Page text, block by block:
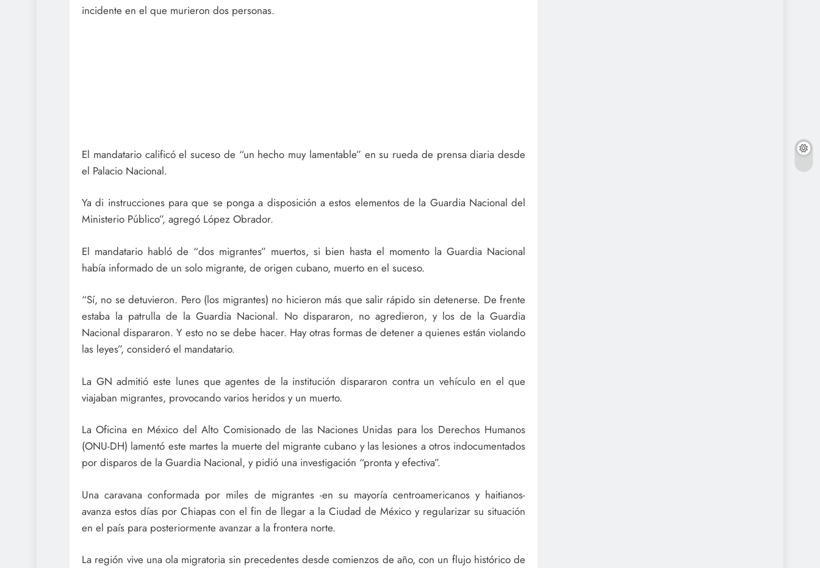
incidente en el que murieron dos personas.
El mandatario calificó el suceso de “un hecho muy lamentable” en su rueda de prensa diaria desde
el Palacio Nacional.
Ya di instrucciones para que se ponga a disposición a estos elementos de la Guardia Nacional del
Ministerio Público”, agregó López Obrador.
El mandatario habló de “dos migrantes” muertos, si bien hasta el momento la Guardia Nacional
había informado de un solo migrante, de origen cubano, muerto en el suceso.
“Sí, no se detuvieron. Pero (los migrantes) no hicieron más que salir rápido sin detenerse. De frente
estaba la patrulla de la Guardia Nacional. No dispararon, no agredieron, y los de la Guardia
Nacional dispararon. Y esto no se debe hacer. Hay otras formas de detener a quienes están violando
las leyes”, consideró el mandatario.
La GN admitió este lunes que agentes de la institución dispararon contra un vehículo en el que
viajaban migrantes, provocando varios heridos y un muerto.
La Oficina en México del Alto Comisionado de las Naciones Unidas para los Derechos Humanos
(ONU-DH) lamentó este martes la muerte del migrante cubano y las lesiones a otros indocumentados
por disparos de la Guardia Nacional, y pidió una investigación “pronta y efectiva”.
Una caravana conformada por miles de migrantes -en su mayoría centroamericanos y haitianos-
avanza estos días por Chiapas con el fin de llegar a la Ciudad de México y regularizar su situación
en el país para posteriormente avanzar a la frontera norte.
La región vive una ola migratoria sin precedentes desde comienzos de año, con un flujo histórico de